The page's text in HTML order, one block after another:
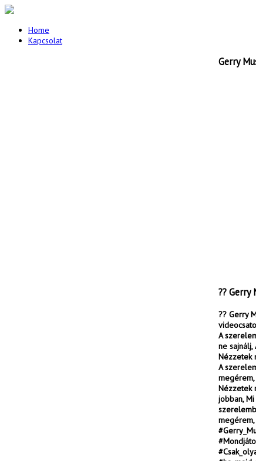
Home
Kapcsolat
Gerry
?? Gerry
?? Gerry
A
ne
Nézzetek
A
Nézzetek
jobban,